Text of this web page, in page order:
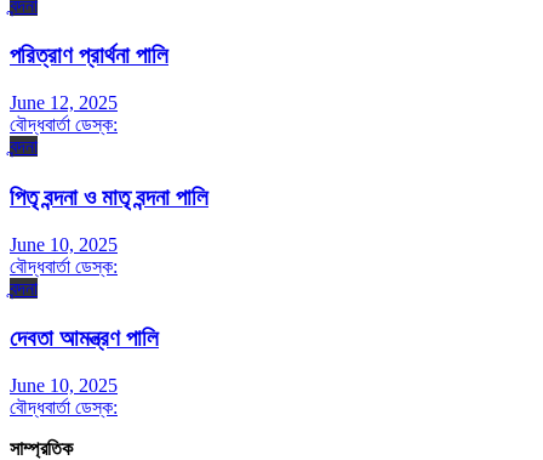
বন্দনা
পরিত্রাণ প্রার্থনা পালি
June 12, 2025
বৌদ্ধবার্তা ডেস্ক:
বন্দনা
পিতৃ বন্দনা ও মাতৃ বন্দনা পালি
June 10, 2025
বৌদ্ধবার্তা ডেস্ক:
বন্দনা
দেবতা আমন্ত্রণ পালি
June 10, 2025
বৌদ্ধবার্তা ডেস্ক:
সাম্প্রতিক